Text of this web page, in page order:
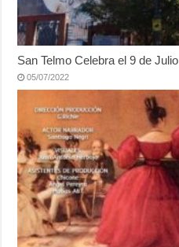
San Telmo Celebra el 9 de Julio
05/07/2022